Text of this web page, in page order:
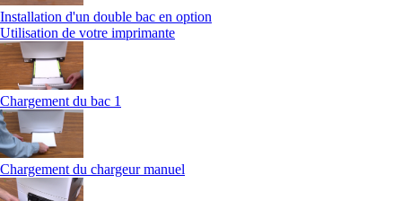
Installation d'un double bac en option
Utilisation de votre imprimante
Chargement du bac 1
Chargement du chargeur manuel